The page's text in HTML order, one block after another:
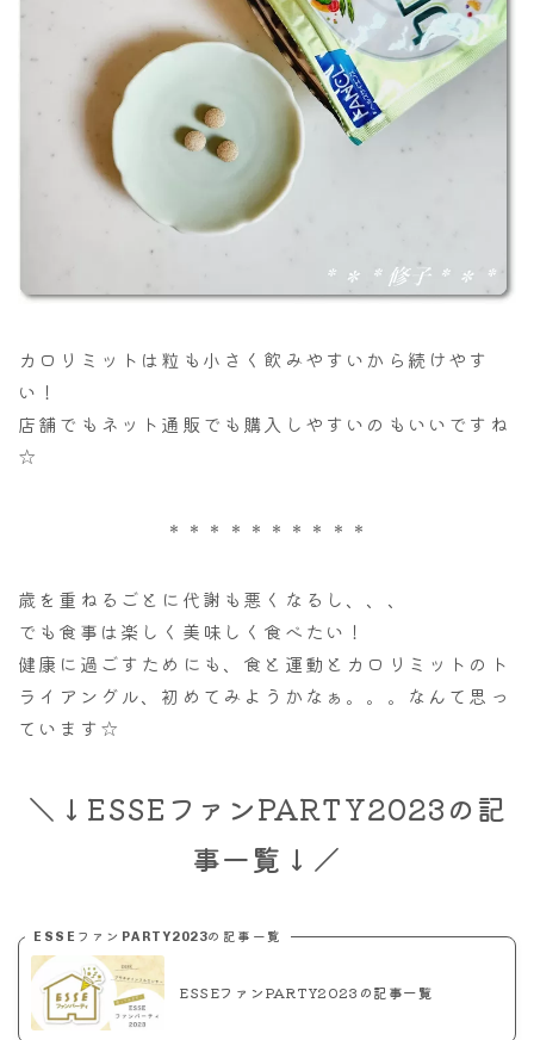
カロリミットは粒も小さく飲みやすいから続けやす
い！
店舗でもネット通販でも購入しやすいのもいいですね
☆
＊＊＊＊＊＊＊＊＊＊
歳を重ねるごとに代謝も悪くなるし、、、
でも食事は楽しく美味しく食べたい！
健康に過ごすためにも、食と運動とカロリミットのト
ライアングル、初めてみようかなぁ。。。なんて思っ
ています☆
＼↓ESSEファンPARTY2023の記
事一覧↓／
ESSEファンPARTY2023の記事一覧
ESSEファンPARTY2023の記事一覧